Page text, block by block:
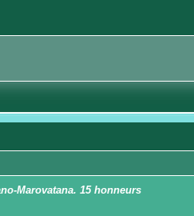
Marovatana. 15 honneurs